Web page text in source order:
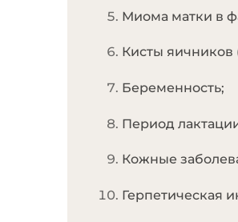
Миома матки в
Кисты яичников
Беременность;
Период
Кожные
Герпетическая